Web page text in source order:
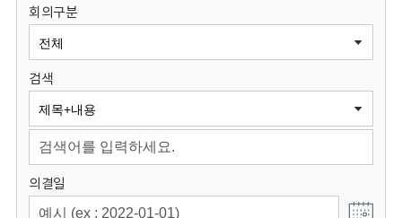
원
회
회의구분
검색
의결일